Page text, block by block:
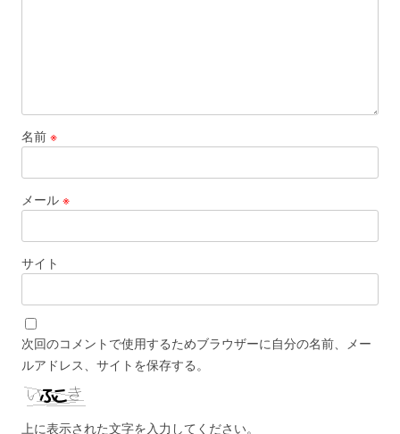
名前 ※
メール ※
サイト
次回のコメントで使用するためブラウザーに自分の名前、メー
ルアドレス、サイトを保存する。
上に表示された文字を入力してください。